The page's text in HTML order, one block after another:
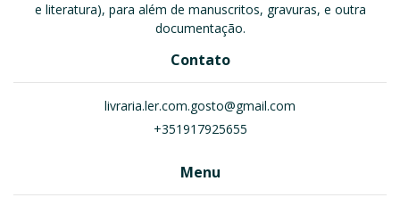
e literatura), para além de manuscritos, gravuras, e outra
documentação.
Contato
livraria.ler.com.gosto@gmail.com
+351917925655
Menu